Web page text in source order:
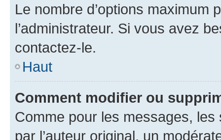
Le nombre d’options maximum
l’administrateur. Si vous avez
contactez-le.
Haut
Comment modifier ou
Comme pour les messages,
par l’auteur original, un